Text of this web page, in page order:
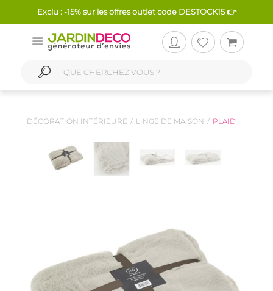
Exclu : -15% sur les offres outlet code DESTOCK15 👉
DÉCORATION INTÉRIEURE LINGE DE MAISON PLAID